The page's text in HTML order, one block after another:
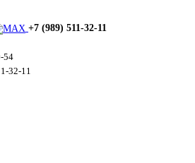
+7 (989) 511-32-11
54
32-11